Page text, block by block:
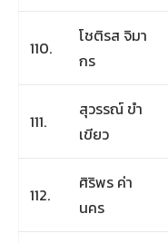
110.
โชติรส จิมา
กร
111.
สุวรรณ์ ขำ
เขียว
112.
ศิริพร ค่า
นคร